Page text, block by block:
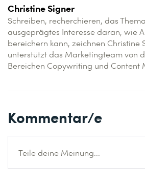
Christine Signer
Schreiben, recherchieren, das
ausgeprägtes Interesse daran, wie
bereichern kann, zeichnen Christine
unterstützt das Marketingteam von
Bereichen Copywriting und Content
Kommentar/e
Teile deine Meinung...